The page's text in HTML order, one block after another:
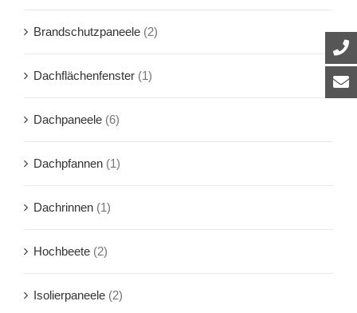
Brandschutzpaneele (2)
Dachflächenfenster (1)
Dachpaneele (6)
Dachpfannen (1)
Dachrinnen (1)
Hochbeete (2)
Isolierpaneele (2)